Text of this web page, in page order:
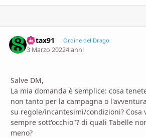
Rotax91 Ordine del Drago
3 Marzo 20224 anni
Salve DM,
La mia domanda è semplice: cosa
non tanto per la campagna o
su regole/incantesimi/condizioni? Cosa
sempre sott'occhio"? di quali Tabelle
meno?